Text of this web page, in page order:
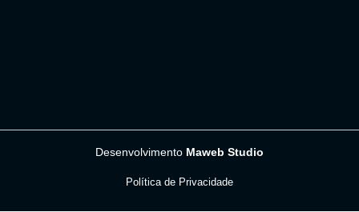
Desenvolvimento Maweb Studio
Política de Privacidade